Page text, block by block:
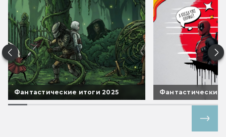
Фантастические итоги 2025 Фантастические